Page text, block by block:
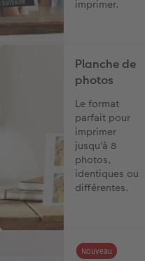
imprimer.
Planche de
photos
Le format
parfait pour
imprimer
jusqu'à 8
photos,
identiques ou
différentes.
Nouveau